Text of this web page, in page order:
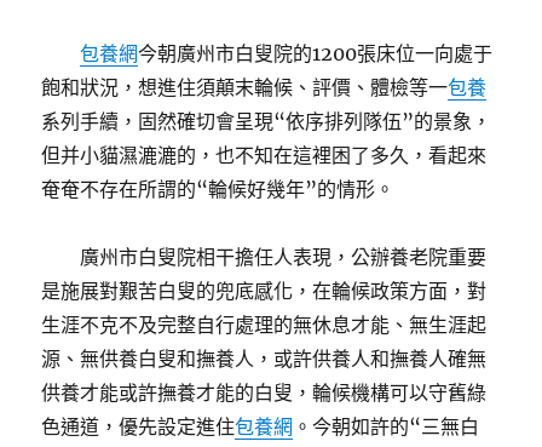
包養網今朝廣州市白叟院的1200張床位一向處于
飽和狀況，想進住須顛末輪候、評價、體檢等一包養
系列手續，固然確切會呈現“依序排列隊伍”的景象，
但并小貓濕漉漉的，也不知在這裡困了多久，看起來
奄奄不存在所謂的“輪候好幾年”的情形。
廣州市白叟院相干擔任人表現，公辦養老院重要
是施展對艱苦白叟的兜底感化，在輪候政策方面，對
生涯不克不及完整自行處理的無休息才能、無生涯起
源、無供養白叟和撫養人，或許供養人和撫養人確無
供養才能或許撫養才能的白叟，輪候機構可以守舊綠
色通道，優先設定進住包養網 。今朝如許的“三無白